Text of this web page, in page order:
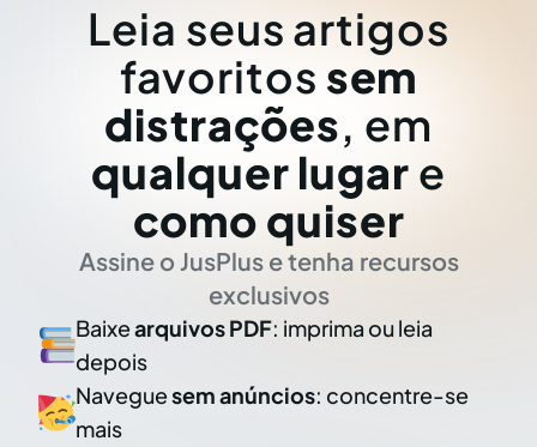
Leia seus artigos
favoritos sem
distrações, em
qualquer lugar e
como quiser
Assine o JusPlus e tenha recursos
exclusivos
Baixearquivos PDF: imprima ou leia
depois
Naveguesem anúncios: concentre-se
mais